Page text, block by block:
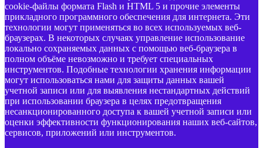
cookie-файлы формата Flash и HTML 5 и прочие элементы
прикладного программного обеспечения для интернета. Эти
технологии могут применяться во всех используемых веб-
браузерах. В некоторых случаях управление использование
локально сохраняемых данных с помощью веб-браузера в
полном объёме невозможно и требует специальных
инструментов. Подобные технологии хранения информации
могут использоваться нами для защиты данных вашей
учетной записи или для выявления нестандартных действий
при использовании браузера в целях предотвращения
несанкционированного доступа к вашей учетной записи или
оценки эффективности функционирования наших веб-сайтов,
сервисов, приложений или инструментов.